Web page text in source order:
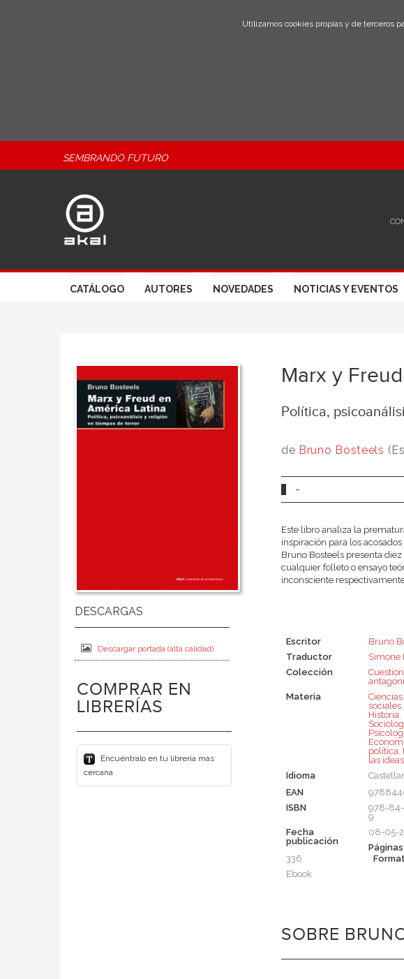
Utilizamos cookies propias y de terceros
SEMBRANDO FUTURO
CATÁLOGO AUTORES NOVEDADES NOTICIAS Y EVENTOS
Descargar portada (alta calidad)
COMPRAR EN
LIBRERÍAS
Encuéntralo en tu librería más
cercana
Marx y
Política,
de Bruno Bosteels
-
Este libro analiza la
inspiración para los
Bruno Bosteels presenta
cualquier folleto o ensayo
inconsciente
Escritor
Bruno
Traductor
Simone
Colección
Materia
sociales,
Historia,
política,
las
Idioma
EAN
ISBN
978-
9
Fecha
publicación
08-05-
Páginas
336
Ebook
SOBRE